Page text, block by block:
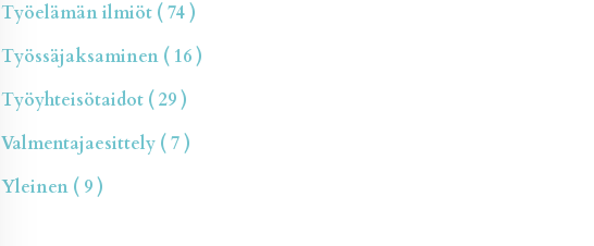
Työelämän ilmiöt ( 74 )
Työssäjaksaminen ( 16 )
Työyhteisötaidot ( 29 )
Valmentajaesittely ( 7 )
Yleinen ( 9 )